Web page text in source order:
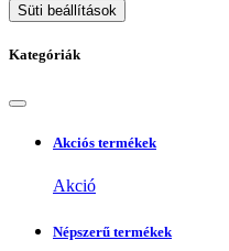
Süti beállítások
Kategóriák
Akciós termékek
Akció
Népszerű termékek